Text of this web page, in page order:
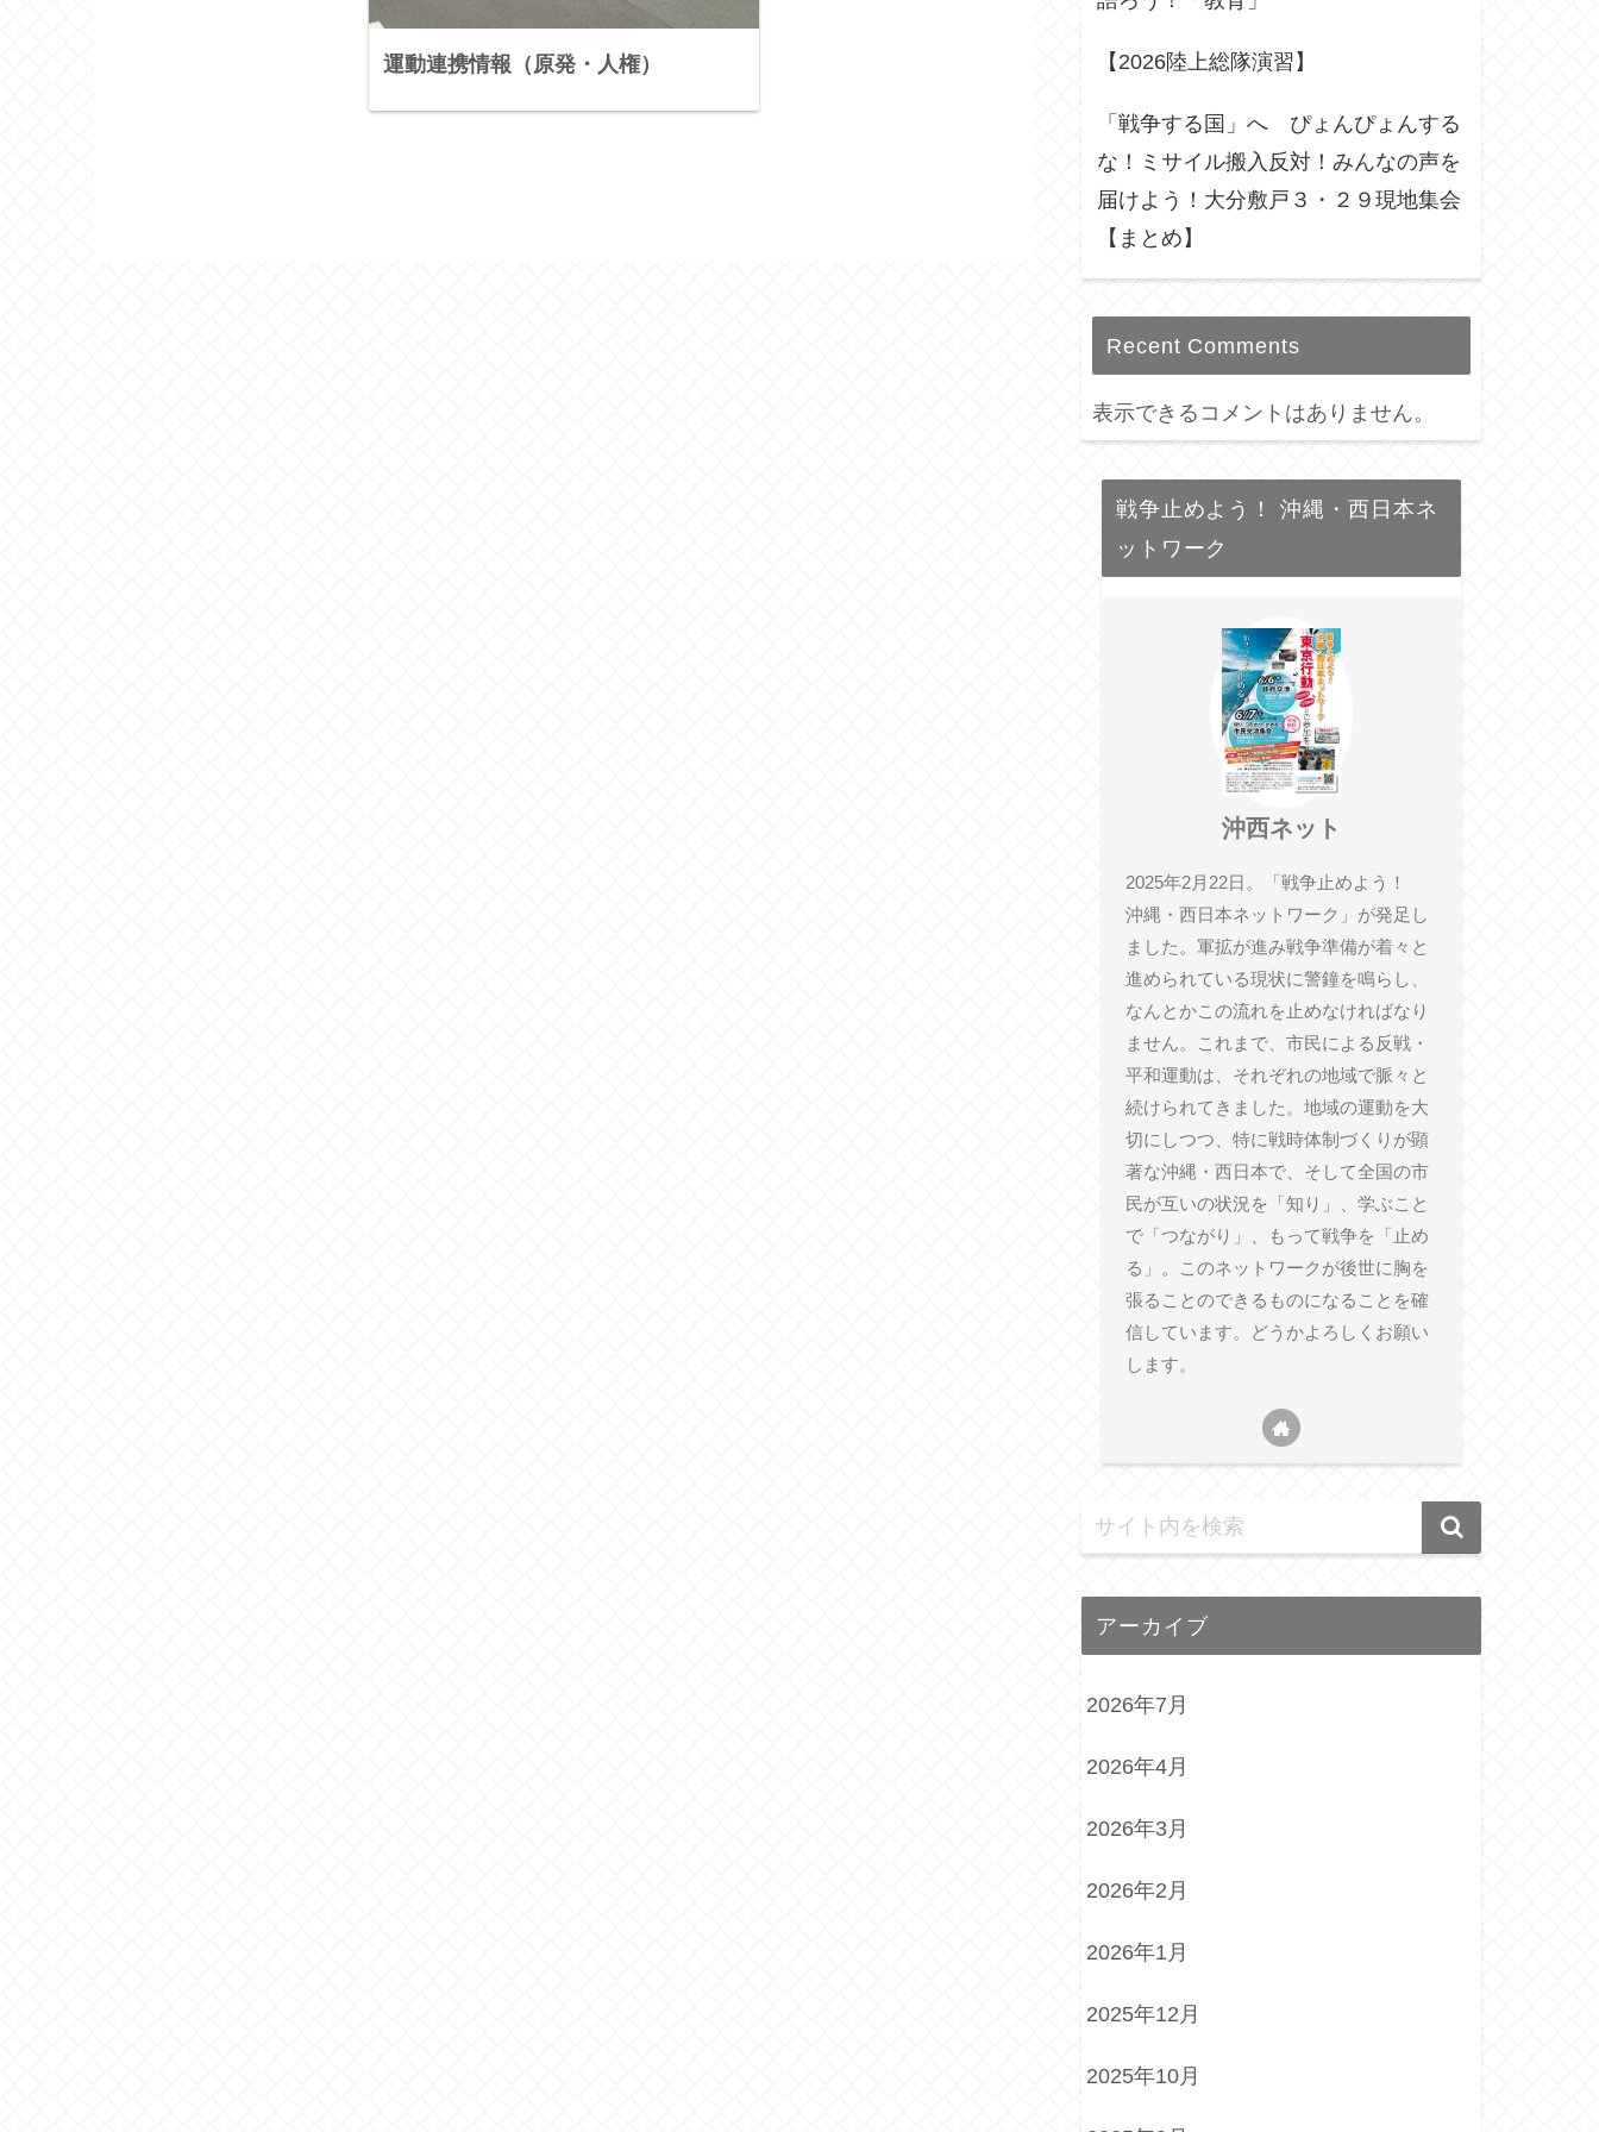
運動連携情報（原発・人権） 【2026陸上総隊演習】
「戦争する国」へ ぴょんぴょんする
な！ミサイル搬入反対！みんなの声を
届けよう！大分敷戸３・２９現地集会
【まとめ】
Recent Comments
表示できるコメントはありません。
戦争止めよう！ 沖縄・西日本ネ
ットワーク
沖西ネット
2025年2月22日。「戦争止めよう！
沖縄・西日本ネットワーク」が発足し
ました。軍拡が進み戦争準備が着々と
進められている現状に警鐘を鳴らし、
なんとかこの流れを止めなければなり
ません。これまで、市民による反戦・
平和運動は、それぞれの地域で脈々と
続けられてきました。地域の運動を大
切にしつつ、特に戦時体制づくりが顕
著な沖縄・西日本で、そして全国の市
民が互いの状況を「知り」、学ぶこと
で「つながり」、もって戦争を「止め
る」。このネットワークが後世に胸を
張ることのできるものになることを確
信しています。どうかよろしくお願い
します。
アーカイブ
2026年7月
2026年4月
2026年3月
2026年2月
2026年1月
2025年12月
2025年10月